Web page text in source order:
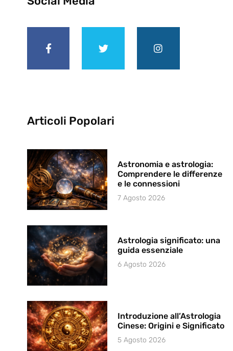
Articoli Popolari
Astronomia e astrologia:
Comprendere le differenze
e le connessioni
7 Agosto 2026
Astrologia significato: una
guida essenziale
6 Agosto 2026
Introduzione all’Astrologia
Cinese: Origini e Significato
5 Agosto 2026